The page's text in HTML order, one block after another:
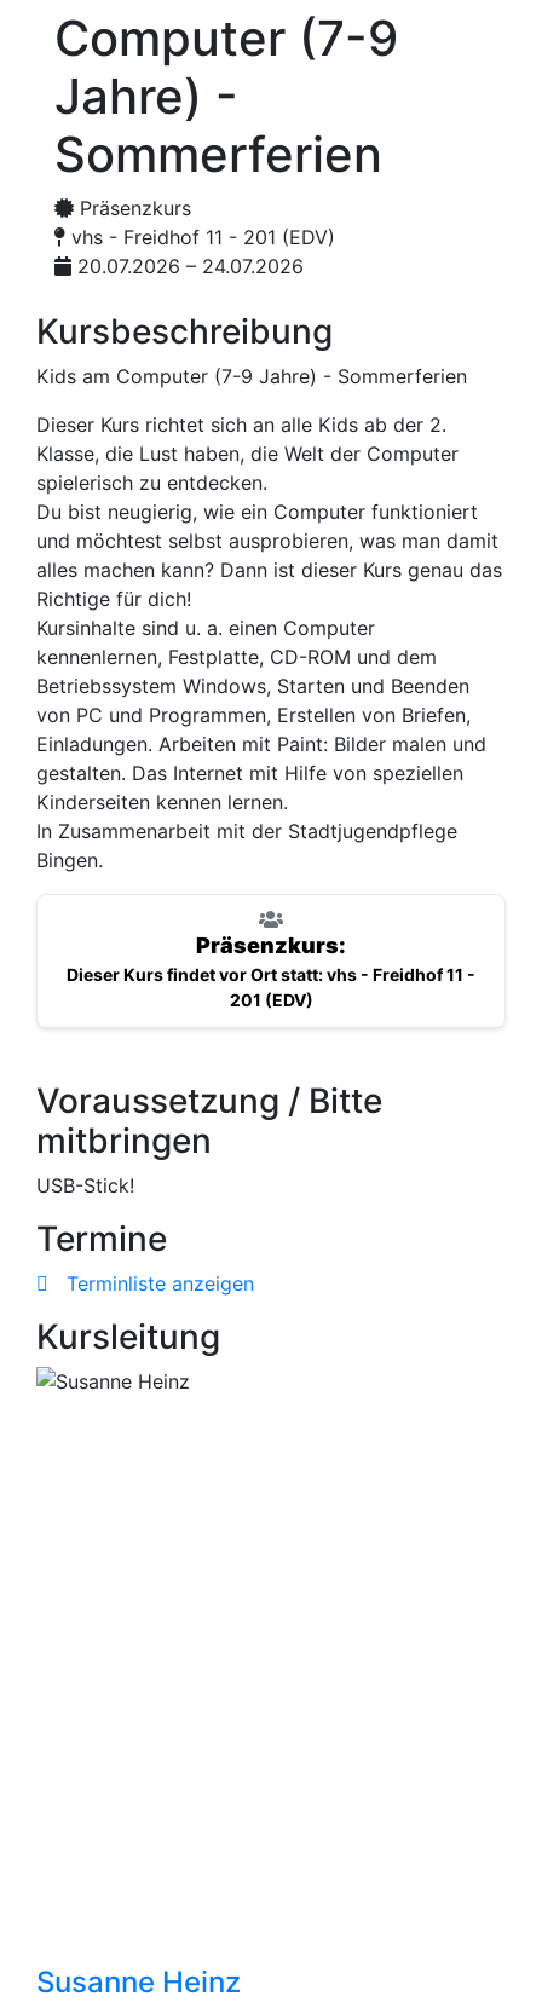
Computer (7-9
Jahre) -
Sommerferien
Präsenzkurs
vhs - Freidhof 11 - 201 (EDV)
20.07.2026 – 24.07.2026
Kursbeschreibung
Kids am Computer (7-9 Jahre) - Sommerferien
Dieser Kurs richtet sich an alle Kids ab der 2.
Klasse, die Lust haben, die Welt der Computer
spielerisch zu entdecken.
Du bist neugierig, wie ein Computer funktioniert
und möchtest selbst ausprobieren, was man damit
alles machen kann? Dann ist dieser Kurs genau das
Richtige für dich!
Kursinhalte sind u. a. einen Computer
kennenlernen, Festplatte, CD-ROM und dem
Betriebssystem Windows, Starten und Beenden
von PC und Programmen, Erstellen von Briefen,
Einladungen. Arbeiten mit Paint: Bilder malen und
gestalten. Das Internet mit Hilfe von speziellen
Kinderseiten kennen lernen.
In Zusammenarbeit mit der Stadtjugendpflege
Bingen.
Präsenzkurs:
Dieser Kurs findet vor Ort statt: vhs - Freidhof 11 -
201 (EDV)
Voraussetzung / Bitte
mitbringen
USB-Stick!
Termine
Terminliste anzeigen
Kursleitung
Susanne Heinz